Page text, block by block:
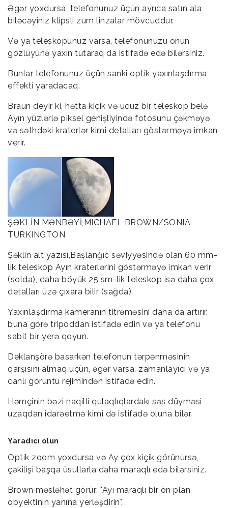
Əgər yoxdursa, telefonunuz üçün ayrıca satın ala
biləcəyiniz klipsli zum linzalar mövcuddur.
Və ya teleskopunuz varsa, telefonunuzu onun
gözlüyünə yaxın tutaraq da istifadə edə bilərsiniz.
Bunlar telefonunuz üçün sanki optik yaxınlaşdırma
effekti yaradacaq.
Braun deyir ki, hətta kiçik və ucuz bir teleskop belə
Ayın yüzlərlə piksel genişliyində fotosunu çəkməyə
və səthdəki kraterlər kimi detalları göstərməyə imkan
verir.
ŞƏKLİN MƏNBƏYİ,MICHAEL BROWN/SONIA
TURKINGTON
Şəklin alt yazısı,Başlanğıc səviyyəsində olan 60 mm-
lik teleskop Ayın kraterlərini göstərməyə imkan verir
(solda), daha böyük 25 sm-lik teleskop isə daha çox
detalları üzə çıxara bilir (sağda).
Yaxınlaşdırma kameranın titrəməsini daha da artırır,
buna görə tripoddan istifadə edin və ya telefonu
sabit bir yerə qoyun.
De­klanşörə basarkən telefonun tərpənməsinin
qarşısını almaq üçün, əgər varsa, zamanlayıcı və ya
canlı görüntü rejimindən istifadə edin.
Həmçinin bəzi naqilli qulaqlıqlardakı səs düyməsi
uzaqdan idarəetmə kimi də istifadə oluna bilər.
Yaradıcı olun
Optik zoom yoxdursa və Ay çox kiçik görünürsə,
çəkilişi başqa üsullarla daha maraqlı edə bilərsiniz.
Brown məsləhət görür: "Ayı maraqlı bir ön plan
obyektinin yanına yerləşdirin".